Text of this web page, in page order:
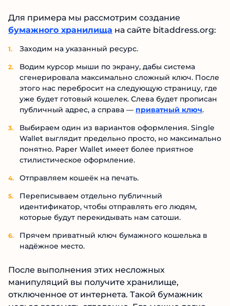
Для примера мы рассмотрим создание
бумажного хранилища на сайте bitaddress.org:
Заходим на указанный ресурс.
Водим курсор мыши по экрану, дабы система
сгенерировала максимально сложный ключ. После
этого нас перебросит на следующую страницу, где
уже будет готовый кошелек. Слева будет прописан
публичный адрес, а справа — приватный ключ.
Выбираем один из вариантов оформления. Single
Wallet выглядит предельно просто, но максимально
понятно. Paper Wallet имеет более приятное
стилистическое оформление.
Отправляем кошеёк на печать.
Переписываем отдельно публичный
идентификатор, чтобы отправлять его людям,
которые будут перекидывать нам сатоши.
Прячем приватный ключ бумажного кошелька в
надёжное место.
После выполнения этих несложных
манипуляций вы получите хранилище,
отключенное от интернета. Такой бумажник